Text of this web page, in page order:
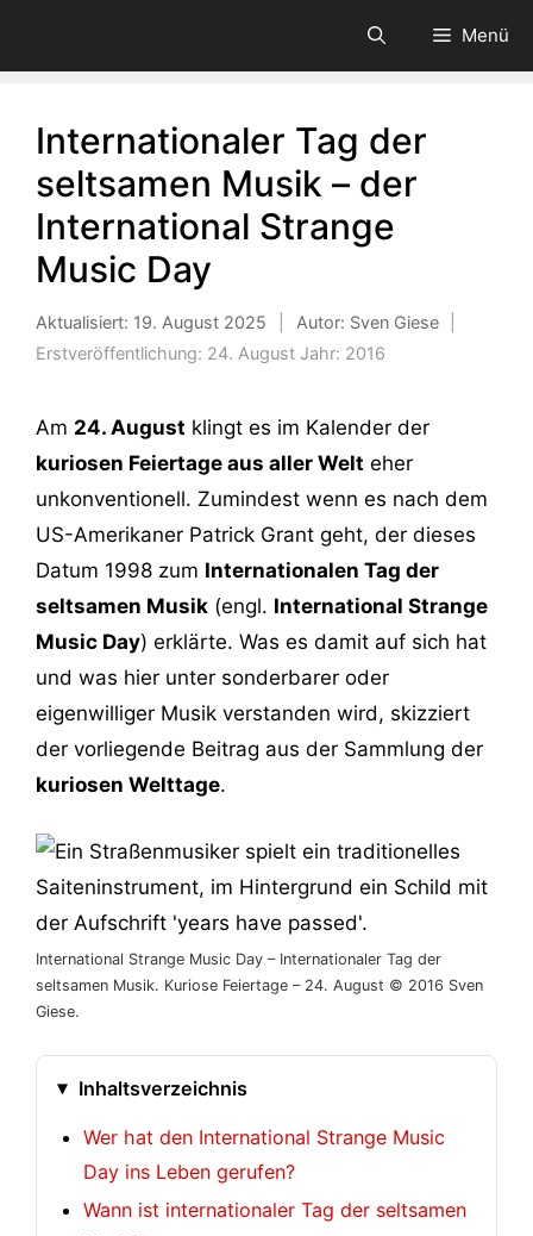
Menü
Internationaler Tag der
seltsamen Musik – der
International Strange
Music Day
Aktualisiert: 19. August 2025 Autor: Sven Giese
Erstveröffentlichung: 24. August Jahr: 2016
Am 24. August klingt es im Kalender der
kuriosen Feiertage aus aller Welt eher
unkonventionell. Zumindest wenn es nach dem
US-Amerikaner Patrick Grant geht, der dieses
Datum 1998 zum Internationalen Tag der
seltsamen Musik (engl. International Strange
Music Day) erklärte. Was es damit auf sich hat
und was hier unter sonderbarer oder
eigenwilliger Musik verstanden wird, skizziert
der vorliegende Beitrag aus der Sammlung der
kuriosen Welttage.
International Strange Music Day – Internationaler Tag der
seltsamen Musik. Kuriose Feiertage – 24. August © 2016 Sven
Giese.
Inhaltsverzeichnis
Wer hat den International Strange Music
Day ins Leben gerufen?
Wann ist internationaler Tag der seltsamen